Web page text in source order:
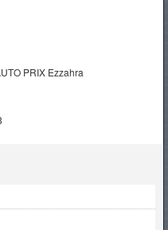
PRIX Ezzahra